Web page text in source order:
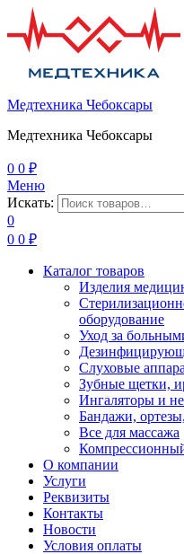
Медтехника Чебоксары
Медтехника Чебоксары
0 0 ₽
Меню
Искать:
0
0 0 ₽
Каталог товаров
Изделия
оборудование
Уход за
Слуховые
Зубные щетки,
Ингаляторы и
Бандажи,
Все для массажа
О компании
Услуги
Реквизиты
Контакты
Новости
Условия оплаты